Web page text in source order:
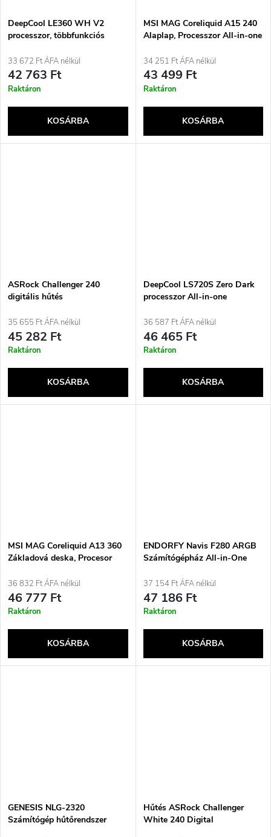
DeepCool LE360 WH V2
processzor, többfunkciós
darab
33 672 Ft ÁFA nélkül
42 763 Ft
Raktáron
KOSÁRBA
MSI MAG Coreliquid A15 240
Alaplap, Processzor All-in-one
darab
34 251 Ft ÁFA nélkül
43 499 Ft
Raktáron
KOSÁRBA
ASRock Challenger 240
digitális hűtés
35 655 Ft ÁFA nélkül
45 282 Ft
Raktáron
KOSÁRBA
DeepCool LS720S Zero Dark
processzor All-in-one
darab
36 587 Ft ÁFA nélkül
46 465 Ft
Raktáron
KOSÁRBA
MSI MAG Coreliquid A13 360
Základová deska, Procesor
jednom 12 cm Černá 1 kusů
36 832 Ft ÁFA nélkül
46 777 Ft
Raktáron
KOSÁRBA
ENDORFY Navis F280 ARGB
Számítógépház All-in-One
darab
37 154 Ft ÁFA nélkül
47 186 Ft
Raktáron
KOSÁRBA
GENESIS NLG-2320
Számítógép hűtőrendszer
Hűtés ASRock Challenger
White 240 Digital